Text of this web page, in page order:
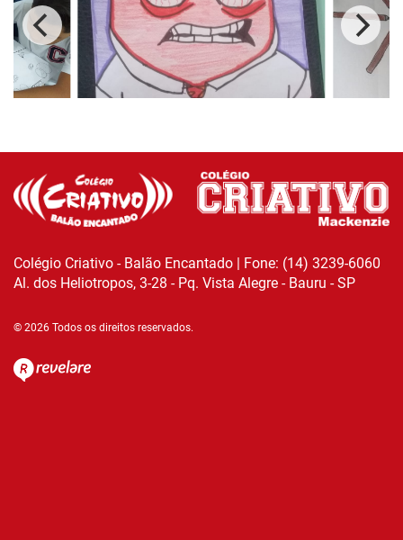
Colégio Criativo - Balão Encantado | Fone: (14) 3239-6060
Al. dos Heliotropos, 3-28 - Pq. Vista Alegre - Bauru - SP
© 2026 Todos os direitos reservados.